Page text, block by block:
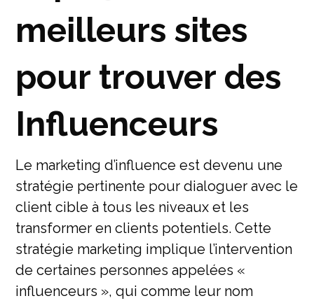
meilleurs sites
pour trouver des
Influenceurs
Le marketing d’influence est devenu une
stratégie pertinente pour dialoguer avec le
client cible à tous les niveaux et les
transformer en clients potentiels. Cette
stratégie marketing implique l’intervention
de certaines personnes appelées «
influenceurs », qui comme leur nom